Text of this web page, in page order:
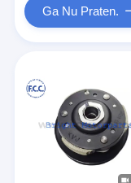
Ga Nu Praten.